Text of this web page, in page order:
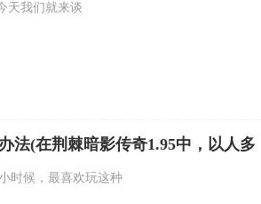
天我们就来谈
法(在荆棘暗影传奇1.95中，以人多
时候，最喜欢玩这种